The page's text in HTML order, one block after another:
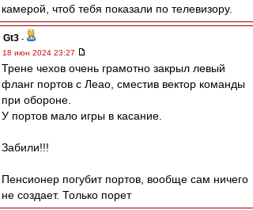
камерой, чтоб тебя показали по телевизору.
Gt3 -
18 июн 2024 23:27
Трене чехов очень грамотно закрыл левый
фланг портов с Леао, сместив вектор команды
при обороне.
У портов мало игры в касание.
Забили!!!
Пенсионер погубит портов, вообще сам ничего
не создает. Только порет